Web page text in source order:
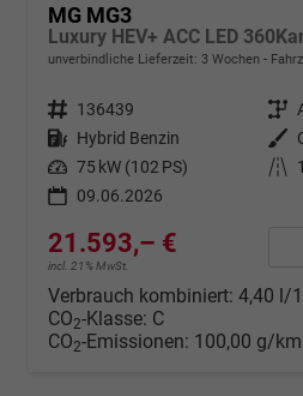
MG MG3
Luxury HEV+ ACC LED
unverbindliche Lieferzeit: 3 Wochen
Fahrzeugnr. 136439 Getriebe
Kraftstoff Hybrid Benzin Außenfarbe
Leistung 75 kW (102 PS) Kilometerstand
09.06.2026
21.593,– €
incl. 21% MwSt.
Verbrauch kombiniert: 4,40 l/
CO2-Klasse: C
CO2-Emissionen: 100,00 g/km